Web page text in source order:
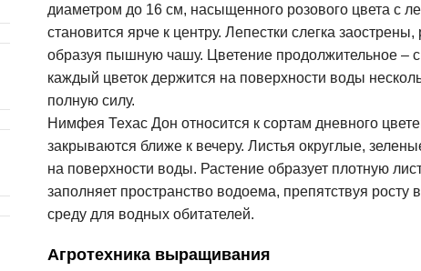
диаметром до 16 см, насыщенного розового цвета с
становится ярче к центру. Лепестки слегка
образуя пышную чашу. Цветение продолжительное –
каждый цветок держится на поверхности воды
полную силу.
Нимфея Техас Дон относится к сортам дневного
закрываются ближе к вечеру. Листья округлые,
на поверхности воды. Растение образует плотную
заполняет пространство водоема, препятствуя росту
среду для водных обитателей.
Агротехника выращивания